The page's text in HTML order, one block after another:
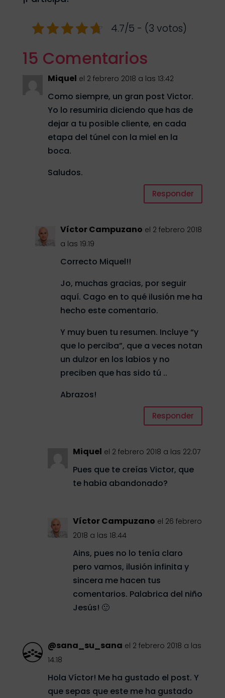
4.7/5 - (3 votos)
15 Comentarios
Miquel el 2 febrero 2018 a las 13:42
Como siempre, un gran post Victor.
Yo lo resumiria diciendo que has de
dejar a tu posible cliente, en cada
etapa del túnel con la miel en la
boca.
Saludos.
Responder
Víctor Campuzano el 2 febrero 2018
a las 19:19
Correcto Miquel!!
Jo, muchas gracias, por seguir
aquí. Cago en to qué ilusión me ha
hecho este comentario.
Y muy buen tu resumen. Incluye “y
que lo perciba”, que a veces notan
un dulzor en los labios y no
preciben que has sido tú ..
Abrazos!
Responder
Miquel el 2 febrero 2018 a las 22:07
Pues que te creías Victor, que
te habia abandonado?
Víctor Campuzano el 26 febrero
2018 a las 18:44
Ains, pues no lo tenía claro
pero vamos, ilusión infinita y
sincera me hacen tus
comentarios. Palabrica del niño
Jesús! 🙂
@sana_su_sana el 2 febrero 2018 a las
14:18
Hola Víctor! Me ha gustado el post. Y
que sepas que este me ha gustado